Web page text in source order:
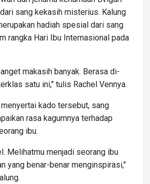
sang kekasih misterius. Kalung
hadiah spesial dari sang
rangka Hari Ibu Internasional pada
makasih banyak. Berasa di-
satu ini," tulis Rachel Vennya.
kado tersebut, sang
rasa kagumnya terhadap
ibu.
Melihatmu menjadi seorang ibu
yang benar-benar menginspirasi,"